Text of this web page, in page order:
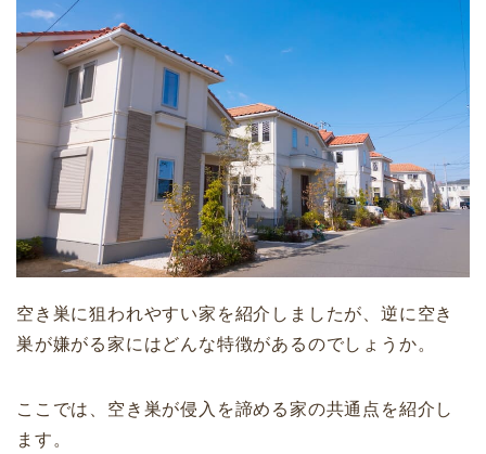
空き巣に狙われやすい家を紹介しましたが、逆に空き
巣が嫌がる家にはどんな特徴があるのでしょうか。
ここでは、空き巣が侵入を諦める家の共通点を紹介し
ます。